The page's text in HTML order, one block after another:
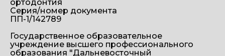
ортодонтия
Серия/номер документа
ПП-1/142789
Государственное образовательное
учреждение высшего профессионального
образования "Дальневосточный